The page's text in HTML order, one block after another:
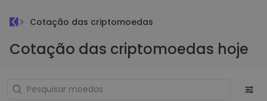
Cotação das criptomoedas
Cotação das criptomoedas hoje